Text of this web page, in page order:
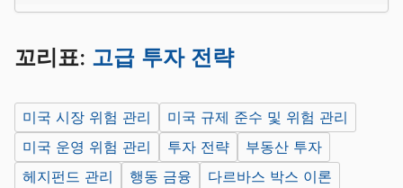
꼬리표: 고급 투자 전략
미국 시장 위험 관리
미국 규제 준수 및 위험 관리
미국 운영 위험 관리
투자 전략
부동산 투자
헤지펀드 관리
행동 금융
다르바스 박스 이론